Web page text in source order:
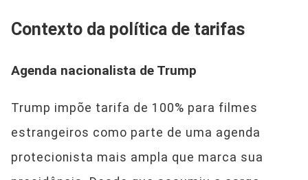
Contexto da política de tarifas
Agenda nacionalista de Trump
Trump impõe tarifa de 100% para filmes
estrangeiros como parte de uma agenda
protecionista mais ampla que marca sua